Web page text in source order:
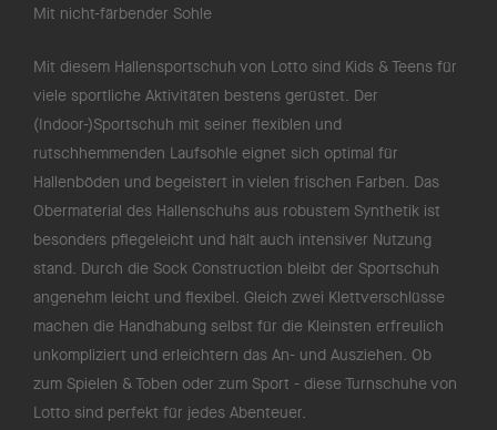
Mit nicht-färbender Sohle
Mit diesem Hallensportschuh von Lotto sind Kids & Teens für
viele sportliche Aktivitäten bestens gerüstet. Der
(Indoor-)Sportschuh mit seiner flexiblen und
rutschhemmenden Laufsohle eignet sich optimal für
Hallenböden und begeistert in vielen frischen Farben. Das
Obermaterial des Hallenschuhs aus robustem Synthetik ist
besonders pflegeleicht und hält auch intensiver Nutzung
stand. Durch die Sock Construction bleibt der Sportschuh
angenehm leicht und flexibel. Gleich zwei Klettverschlüsse
machen die Handhabung selbst für die Kleinsten erfreulich
unkompliziert und erleichtern das An- und Ausziehen. Ob
zum Spielen & Toben oder zum Sport - diese Turnschuhe von
Lotto sind perfekt für jedes Abenteuer.